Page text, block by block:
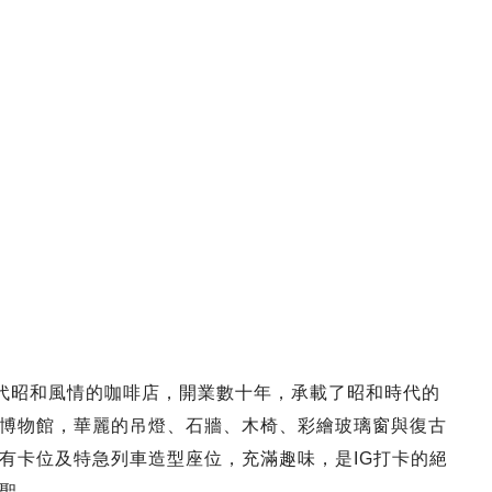
和風情的咖啡店，開業數十年，承載了昭和時代的
物館，華麗的吊燈、石牆、木椅、彩繪玻璃窗與復古
卡位及特急列車造型座位，充滿趣味，是IG打卡的絕